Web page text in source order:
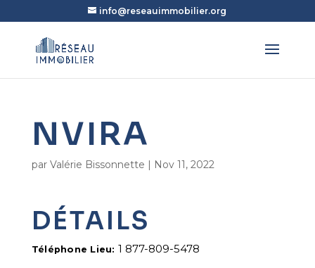
info@reseauimmobilier.org
NVIRA
par Valérie Bissonnette | Nov 11, 2022
DÉTAILS
Téléphone Lieu: 1 877-809-5478